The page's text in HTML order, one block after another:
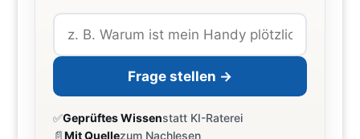
Frage stellen →
✅Geprüftes Wissenstatt KI-Raterei
📄Mit Quellezum Nachlesen